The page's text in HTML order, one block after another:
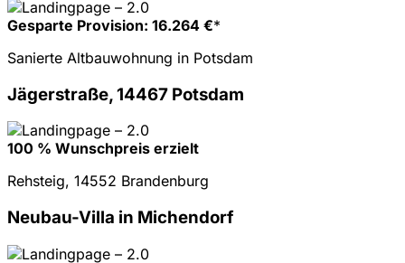
Gesparte Provision: 16.264 €*
Sanierte Altbauwohnung in Potsdam
Jägerstraße, 14467 Potsdam
100 % Wunschpreis erzielt
Rehsteig, 14552 Brandenburg
Neubau-Villa in Michendorf